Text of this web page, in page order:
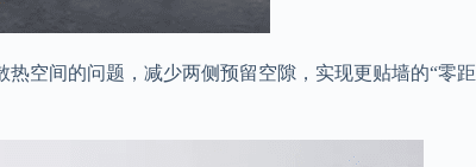
热空间的问题，减少两侧预留空隙，实现更贴墙的“零距